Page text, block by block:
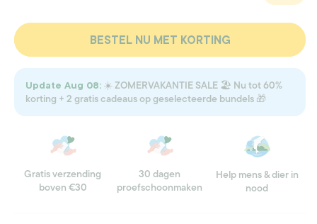
BESTEL NU MET KORTING
Update Aug 08: ☀️ ZOMERVAKANTIE SALE 🏖️ Nu tot 60%
korting + 2 gratis cadeaus op geselecteerde bundels 🎁
Gratis verzending
boven €30
30 dagen
proefschoonmaken
Help mens & dier in
nood